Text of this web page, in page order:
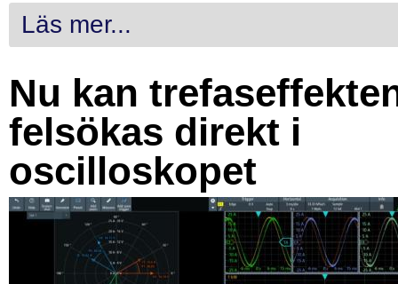
Läs mer...
Nu kan
felsökas direkt i
oscilloskopet